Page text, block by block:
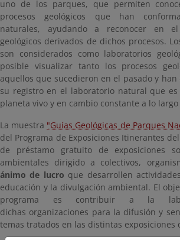
uno de los parques, que permiten
procesos geológicos que han
naturales, ayudando a reconocer en
geológicos derivados de dichos procesos.
son considerados como laboratorios
posible visualizar tanto los procesos
aquellos que sucedieron en el pasado y
su registro en el laboratorio natural que
planeta vivo y en cambio constante a lo
La muestra "Guías Geológicas de Parques
del Programa de Exposiciones Itinerantes
de préstamo gratuito de exposiciones
ambientales dirigido a colectivos,
ánimo de lucro que desarrollen
educación y la divulgación ambiental. El
programa es contribuir a la
dichas organizaciones para la difusión y
temas tratados en las distintas exposiciones